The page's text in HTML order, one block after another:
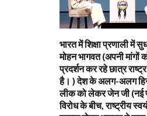
भारत में शिक्षा प्रणाली में
मोहन भागवत (अपनी मांगों
प्रदर्शन कर रहे छात्र राष्ट्र
है। ) देश के अलग-अलग
लीक को लेकर जेन जी (नई
विरोध के बीच, राष्ट्रीय